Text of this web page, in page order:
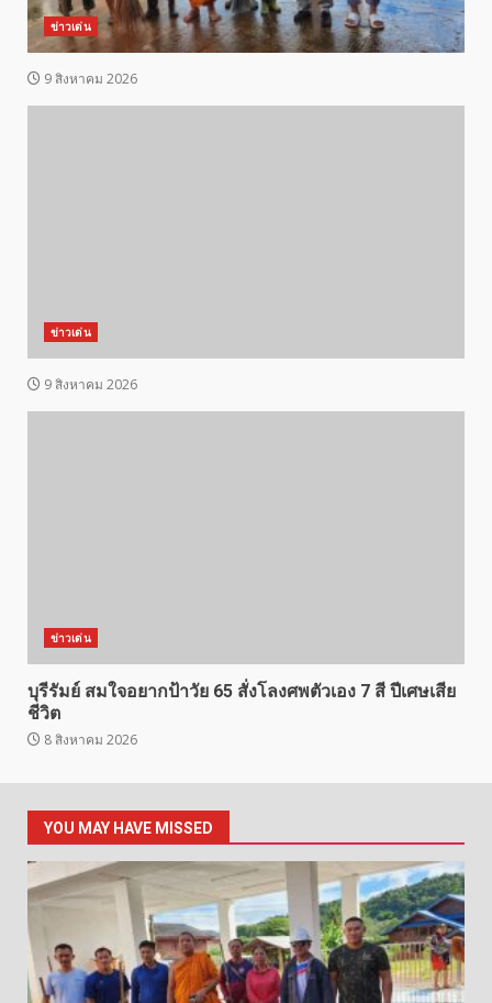
ข่าวเด่น
9 สิงหาคม 2026
ข่าวเด่น
9 สิงหาคม 2026
ข่าวเด่น
บุรีรัมย์ สมใจอยากป้าวัย 65 สั่งโลงศพตัวเอง 7 สี ปีเศษเสีย
ชีวิต
8 สิงหาคม 2026
YOU MAY HAVE MISSED